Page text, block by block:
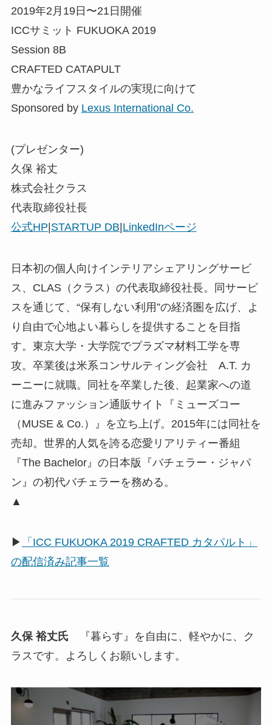
2019年2月19日〜21日開催
ICCサミット FUKUOKA 2019
Session 8B
CRAFTED CATAPULT
豊かなライフスタイルの実現に向けて
Sponsored by Lexus International Co.
(プレゼンター)
久保 裕丈
株式会社クラス
代表取締役社長
公式HP|STARTUP DB|LinkedInページ
日本初の個人向けインテリアシェアリングサービ
ス、CLAS（クラス）の代表取締役社長。同サービ
スを通じて、“保有しない利用”の経済圏を広げ、よ
り自由で心地よい暮らしを提供することを目指
す。東京大学・大学院でプラズマ材料工学を専
攻。卒業後は米系コンサルティング会社 A.T. カ
ーニーに就職。同社を卒業した後、起業家への道
に進みファッション通販サイト『ミューズコー
（MUSE & Co.）』を立ち上げ。2015年には同社を
売却。世界的人気を誇る恋愛リアリティー番組
『The Bachelor』の日本版『バチェラー・ジャパ
ン』の初代バチェラーを務める。
▲
▶
「ICC FUKUOKA 2019 CRAFTED カタパルト」
の配信済み記事一覧
久保 裕丈氏 『暮らす』を自由に、軽やかに、ク
ラスです。よろしくお願いします。